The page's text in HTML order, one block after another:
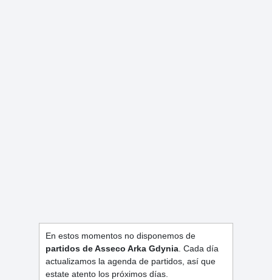
En estos momentos no disponemos de
partidos de Asseco Arka Gdynia . Cada día
actualizamos la agenda de partidos, así que
estate atento los próximos días.